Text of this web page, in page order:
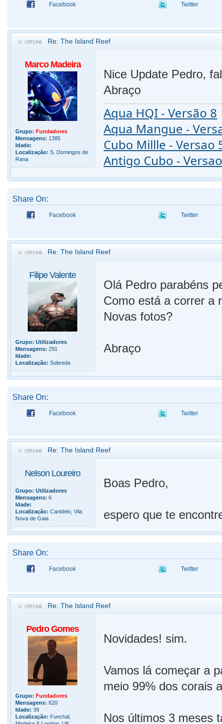
Facebook Twitter
Re: The Island Reef
Marco Madeira
Grupo: Fundadores
Mensagens: 1385
Idade:
Localização: S. Domingos de
Rana
Nice Update Pedro,
Abraço
Aqua HQI - Versão 8
Aqua Mangue -
Cubo Millle - Versao
Antigo Cubo -
Share On:
Facebook Twitter
Re: The Island Reef
Filipe Valente
Grupo: Utilizadores
Mensagens: 291
Idade:
Localização: Sobreda
Olá Pedro parabéns
Como está a correr a
Novas fotos?
Abraço
Share On:
Facebook Twitter
Re: The Island Reef
Nelson Loureiro
Grupo: Utilizadores
Mensagens: 6
Idade:
Localização: Canidelo, Vila
Nova de Gaia
Boas Pedro,
espero que te
Share On:
Facebook Twitter
Re: The Island Reef
Pedro Gomes
Grupo: Fundadores
Mensagens: 620
Idade: 39
Localização: Funchal,
Novidades! sim.
Vamos lá começar a
meio 99% dos corais
Nos últimos 3 meses